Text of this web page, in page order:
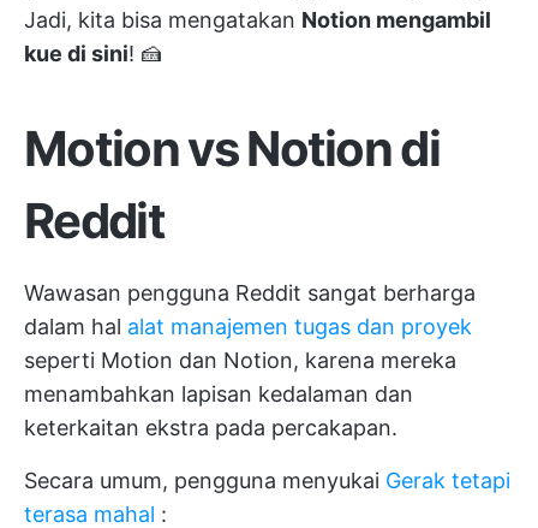
Jadi, kita bisa mengatakan Notion mengambil
kue di sini! 🍰
Motion vs Notion di
Reddit
Wawasan pengguna Reddit sangat berharga
dalam hal alat manajemen tugas dan proyek
seperti Motion dan Notion, karena mereka
menambahkan lapisan kedalaman dan
keterkaitan ekstra pada percakapan.
Secara umum, pengguna menyukai Gerak tetapi
terasa mahal :